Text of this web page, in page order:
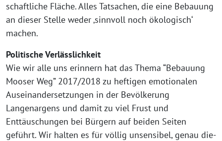
schaft­li­che Fläche. Alles Tatsachen, die eine Bebauung
an die­ser Stelle weder ‚sinn­voll noch öko­lo­gisch‘
machen.
Politische Verlässlichkeit
Wie wir alle uns erin­nern hat das Thema “Bebauung
Mooser Weg” 2017/2018 zu hef­ti­gen emo­tio­na­len
Auseinandersetzungen in der Bevölkerung
Langenargens und damit zu viel Frust und
Enttäuschungen bei Bürgern auf bei­den Seiten
geführt. Wir hal­ten es für völ­lig unsen­si­bel, genau die­